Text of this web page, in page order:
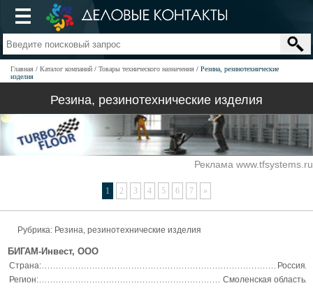
Главная Каталог компаний Товары технического назначения
Резина, резинотехнические
изделия
Резина, резинотехнические изделия
Реклама www.tfsystems.ru
1 2 3 4 5 6 7 »
Рубрика: Резина, резинотехнические изделия
БИГАМ-Инвест, ООО
Страна:
Россия
Регион:
Смоленская область